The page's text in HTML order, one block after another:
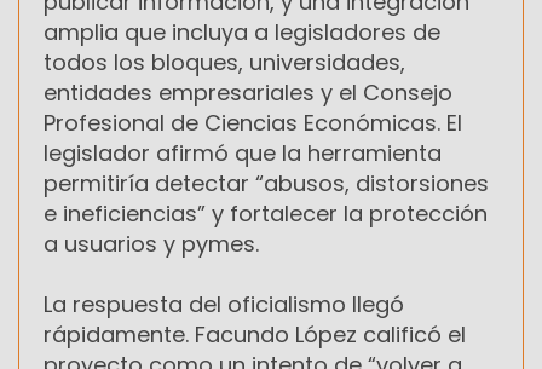
amplia que incluya a legisladores de
todos los bloques, universidades,
entidades empresariales y el Consejo
Profesional de Ciencias Económicas. El
legislador afirmó que la herramienta
permitiría detectar “abusos, distorsiones
e ineficiencias” y fortalecer la protección
a usuarios y pymes.
La respuesta del oficialismo llegó
rápidamente. Facundo López calificó el